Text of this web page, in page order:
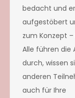
bedacht und
aufgestöbert
zum Konzept
Alle führen die
durch, wissen
anderen
auch für Ihre